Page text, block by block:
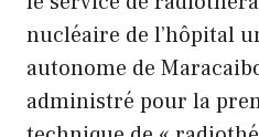
nucléaire de l’hôpital
autonome de
administré pour la